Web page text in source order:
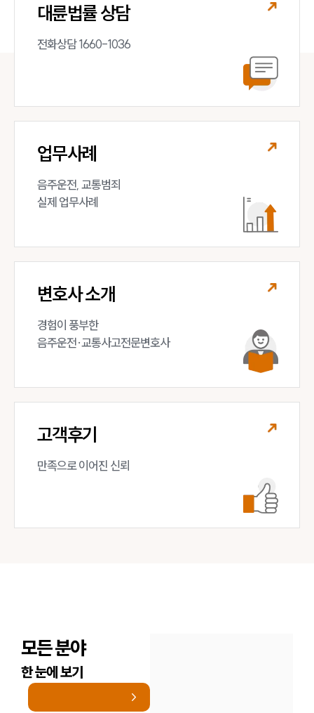
대륜법률 상담
전화상담 1660-1036
업무사례
음주운전, 교통범죄
실제 업무사례
변호사 소개
경험이 풍부한
음주운전·교통사고전문변호사
고객후기
만족으로 이어진 신뢰
모든 분야
한 눈에 보기